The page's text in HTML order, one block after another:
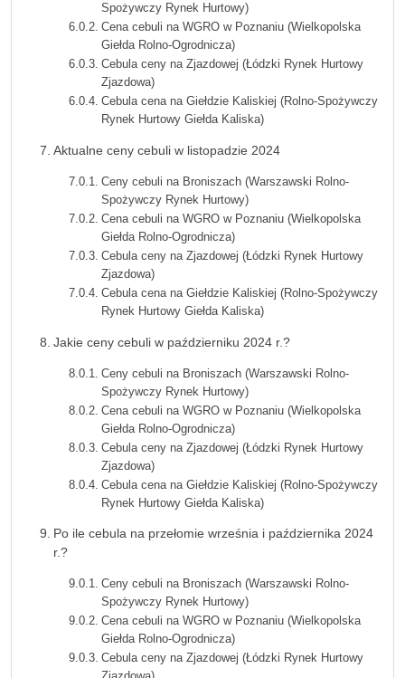
Spożywczy Rynek Hurtowy)
Cena cebuli na WGRO w Poznaniu (Wielkopolska
Giełda Rolno-Ogrodnicza)
Cebula ceny na Zjazdowej (Łódzki Rynek Hurtowy
Zjazdowa)
Cebula cena na Giełdzie Kaliskiej (Rolno-Spożywczy
Rynek Hurtowy Giełda Kaliska)
Aktualne ceny cebuli w listopadzie 2024
Ceny cebuli na Broniszach (Warszawski Rolno-
Spożywczy Rynek Hurtowy)
Cena cebuli na WGRO w Poznaniu (Wielkopolska
Giełda Rolno-Ogrodnicza)
Cebula ceny na Zjazdowej (Łódzki Rynek Hurtowy
Zjazdowa)
Cebula cena na Giełdzie Kaliskiej (Rolno-Spożywczy
Rynek Hurtowy Giełda Kaliska)
Jakie ceny cebuli w październiku 2024 r.?
Ceny cebuli na Broniszach (Warszawski Rolno-
Spożywczy Rynek Hurtowy)
Cena cebuli na WGRO w Poznaniu (Wielkopolska
Giełda Rolno-Ogrodnicza)
Cebula ceny na Zjazdowej (Łódzki Rynek Hurtowy
Zjazdowa)
Cebula cena na Giełdzie Kaliskiej (Rolno-Spożywczy
Rynek Hurtowy Giełda Kaliska)
Po ile cebula na przełomie września i października 2024
r.?
Ceny cebuli na Broniszach (Warszawski Rolno-
Spożywczy Rynek Hurtowy)
Cena cebuli na WGRO w Poznaniu (Wielkopolska
Giełda Rolno-Ogrodnicza)
Cebula ceny na Zjazdowej (Łódzki Rynek Hurtowy